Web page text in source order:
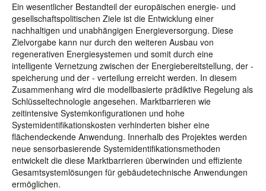
Ein wesentlicher Bestandteil der europäischen energie- und
gesellschaftspolitischen Ziele ist die Entwicklung einer
nachhaltigen und unabhängigen Energieversorgung. Diese
Zielvorgabe kann nur durch den weiteren Ausbau von
regenerativen Energiesystemen und somit durch eine
intelligente Vernetzung zwischen der Energiebereitstellung, der -
speicherung und der - verteilung erreicht werden. In diesem
Zusammenhang wird die modellbasierte prädiktive Regelung als
Schlüsseltechnologie angesehen. Marktbarrieren wie
zeitintensive Systemkonfigurationen und hohe
Systemidentifikationskosten verhinderten bisher eine
flächendeckende Anwendung. Innerhalb des Projektes werden
neue sensorbasierende Systemidentifikationsmethoden
entwickelt die diese Marktbarrieren überwinden und effiziente
Gesamtsystemlösungen für gebäudetechnische Anwendungen
ermöglichen.